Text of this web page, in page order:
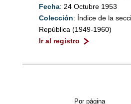
Fecha: 24 Octubre 1953
Colección: Índice de la
República (1949-1960)
Ir al registro
Por página